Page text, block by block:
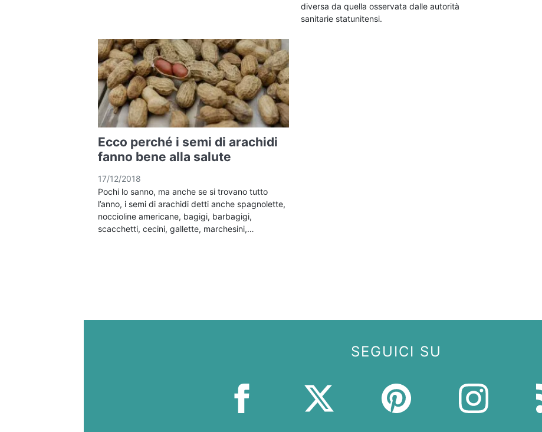
diversa da quella osservata dalle autorità
sanitarie statunitensi.
Ecco perché i semi di arachidi
fanno bene alla salute
17/12/2018
Pochi lo sanno, ma anche se si trovano tutto
l’anno, i semi di arachidi detti anche spagnolette,
noccioline americane, bagigi, barbagigi,
scacchetti, cecini, gallette, marchesini,…
SEGUICI SU